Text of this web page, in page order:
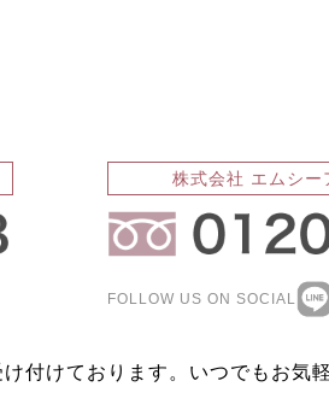
株式会社 エムシー
FOLLOW US ON SOCIAL
付けております。いつでもお気